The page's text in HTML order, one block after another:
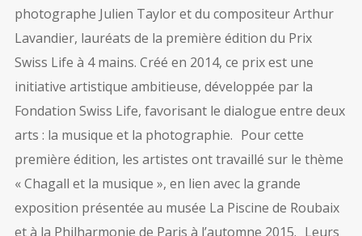
photographe Julien Taylor et du compositeur Arthur
Lavandier, lauréats de la première édition du Prix
Swiss Life à 4 mains. Créé en 2014, ce prix est une
initiative artistique ambitieuse, développée par la
Fondation Swiss Life, favorisant le dialogue entre deux
arts : la musique et la photographie. Pour cette
première édition, les artistes ont travaillé sur le thème
« Chagall et la musique », en lien avec la grande
exposition présentée au musée La Piscine de Roubaix
et à la Philharmonie de Paris à l’automne 2015. Leurs